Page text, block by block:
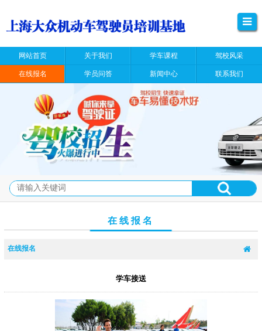
网站首页 关于我们 学车课程 驾校风采
在线报名 学员问答 新闻中心 联系我们
在线报名
在线报名
学车接送